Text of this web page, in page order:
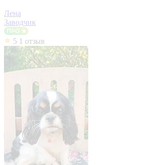
Лена
Заводчик
5 1 отзыв